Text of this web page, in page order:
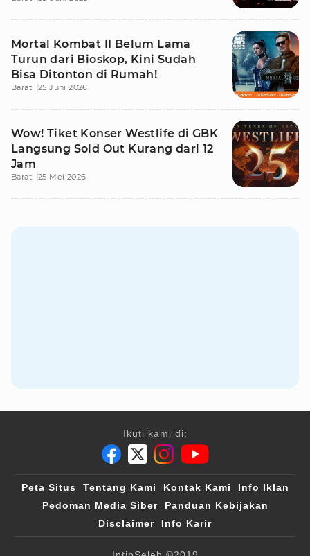
Mortal Kombat II Belum Lama
Turun dari Bioskop, Kini Sudah
Bisa Ditonton di Rumah!
Barat 25 Juni 2026
Wow! Tiket Konser Westlife di GBK
Langsung Sold Out Kurang dari 12
Jam
Barat 25 Mei 2026
Ikuti kami di:
Peta Situs Tentang Kami Kontak Kami
Info Iklan
Pedoman Media Siber
Panduan Kebijakan
Disclaimer
Info Karir